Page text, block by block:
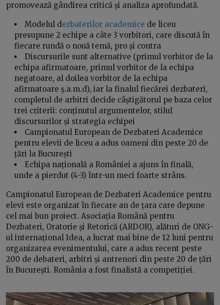
promovează gândirea critică și analiza aprofundată.
Modelul dezbaterilor academice de liceu
presupune 2 echipe a câte 3 vorbitori, care discută în
fiecare rundă o nouă temă, pro și contra
Discursurile sunt alternative (primul vorbitor de la
echipa afirmatoare, primul vorbitor de la echipa
negatoare, al doilea vorbitor de la echipa
afirmatoare ș.a.m.d), iar la finalul fiecărei dezbateri,
completul de arbitri decide câștigătorul pe baza celor
trei criterii: conținutul argumentelor, stilul
discursurilor și strategia echipei
Campionatul European de Dezbateri Academice
pentru elevii de liceu a adus oameni din peste 20 de
țări la București
Echipa națională a României a ajuns în finală,
unde a pierdut (4-3) într-un meci foarte strâns.
Campionatul European de Dezbateri Academice pentru
elevi este organizat în fiecare an de țara care depune
cel mai bun proiect. Asociația Română pentru
Dezbateri, Oratorie și Retorică (ARDOR), alături de ONG-
ul internațional Idea, a lucrat mai bine de 12 luni pentru
organizarea evenimentului, care a adus recent peste
200 de debateri, arbitri și antrenori din peste 20 de țări
în București. România a fost finalistă a competiției.